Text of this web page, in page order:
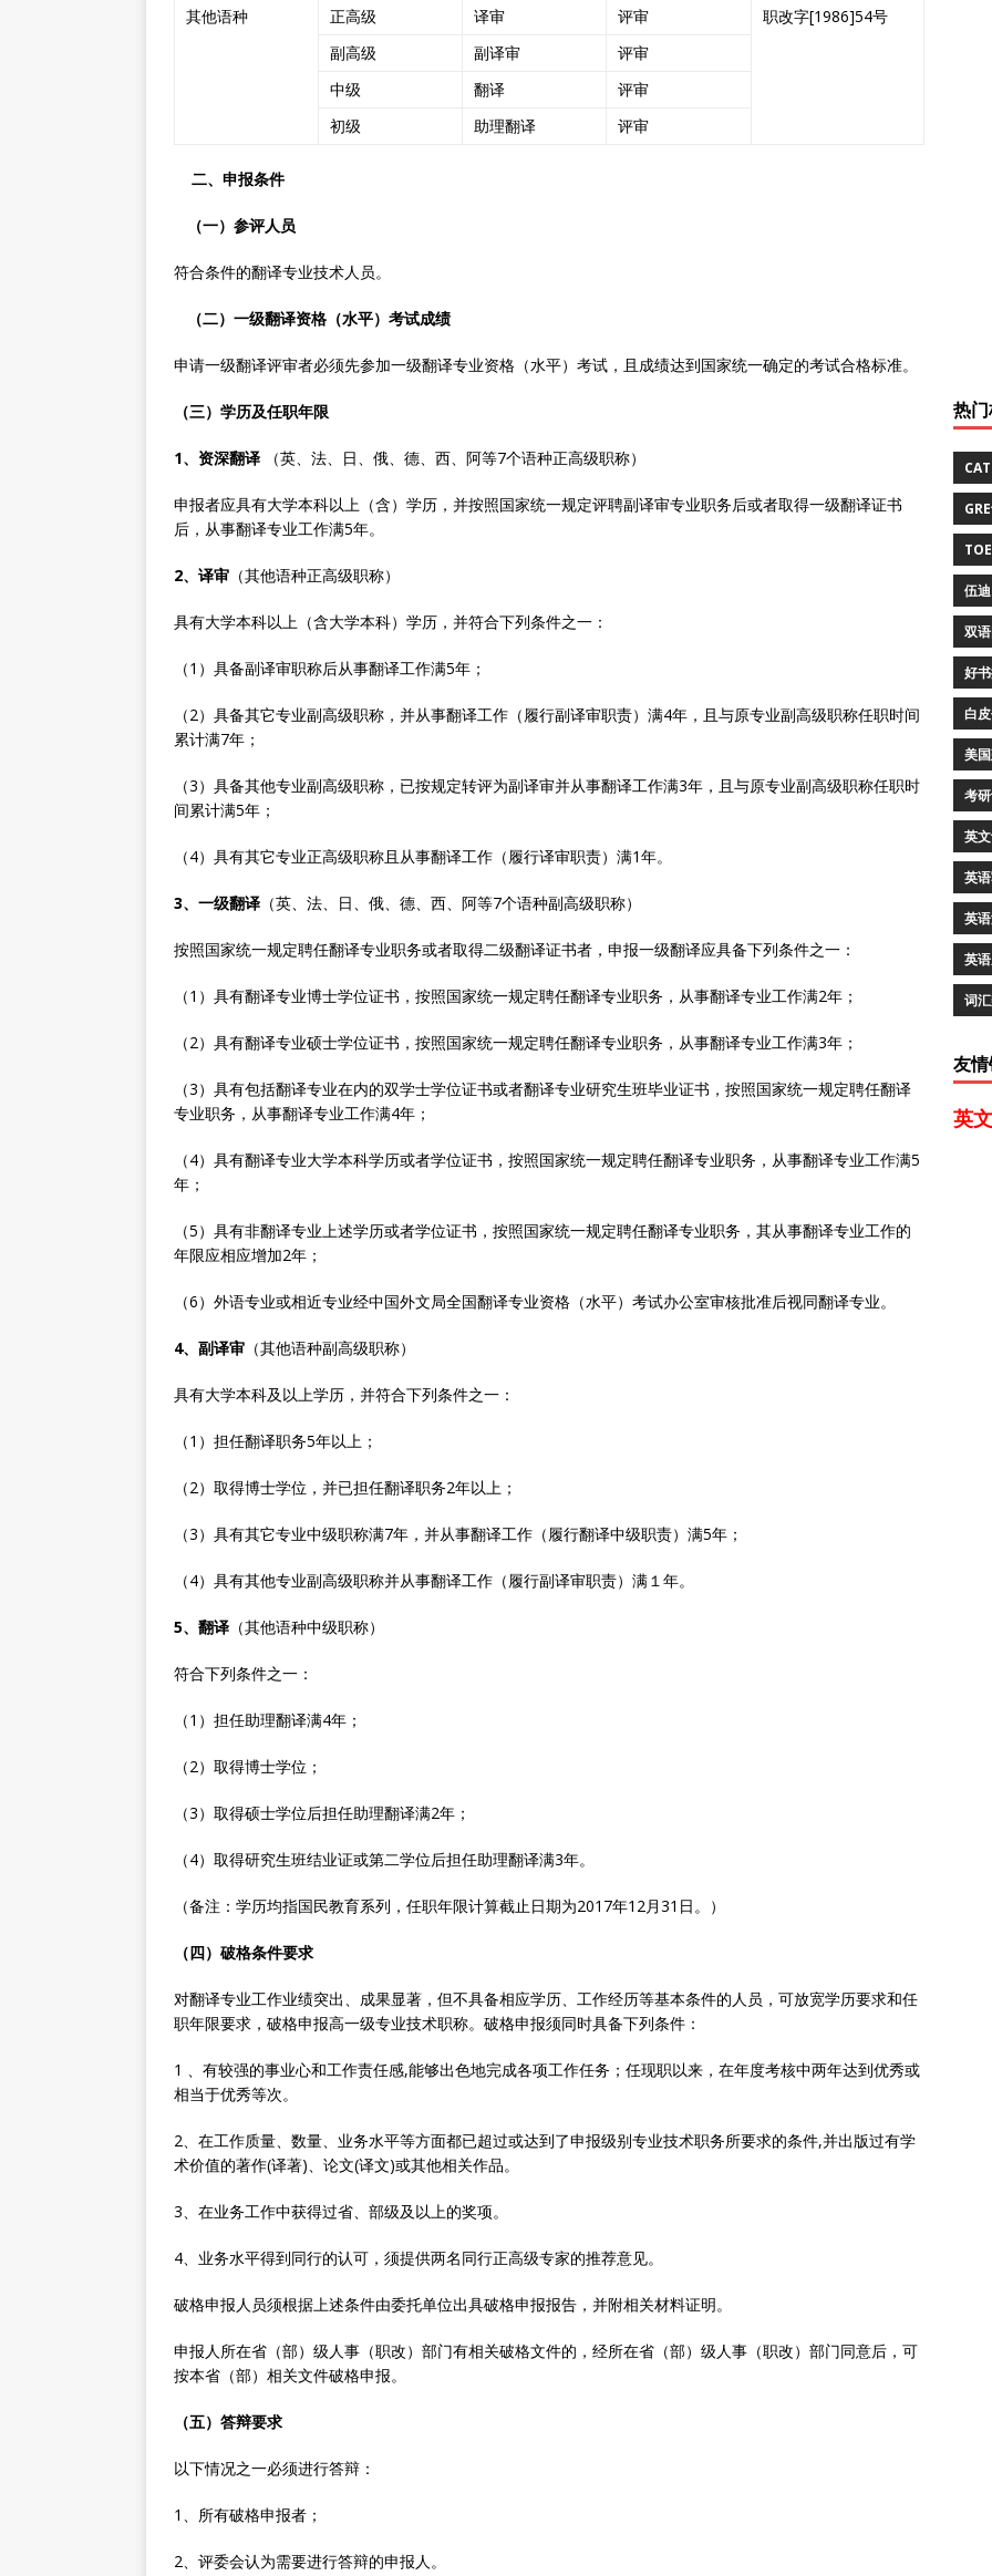
其他语种 正高级 译审 评审
职改字[1986]54号
副高级
副译审
评审
中级
翻译
评审
初级
助理翻译 评审
二、申报条件
（一）参评人员
符合条件的翻译专业技术人员。
（二）一级翻译资格（水平）考试成绩
申请一级翻译评审者必须先参加一级翻译专业资格（水平）考试，且成绩达到国家统一确定的考试合格标准。
（三）学历及任职年限
1、 资深翻译 （英、法、日、俄、德、西、阿等7个语种正高级职称）
申报者应具有大学本科以上（含）学历，并按照国家统一规定评聘副译审专业职务后或者取得一级翻译证书
后，从事翻译专业工作满5年。
2、译审 （其他语种正高级职称）
具有大学本科以上（含大学本科）学历，并符合下列条件之一：
（1）具备副译审职称后从事翻译工作满5年；
（2）具备其它专业副高级职称，并从事翻译工作（履行副译审职责）满4年，且与原专业副高级职称任职时间
累计满7年；
（3）具备其他专业副高级职称，已按规定转评为副译审并从事翻译工作满3年，且与原专业副高级职称任职时
间累计满5年；
（4）具有其它专业正高级职称且从事翻译工作（履行译审职责）满1年。
3、一级翻译 （英、法、日、俄、德、西、阿等7个语种副高级职称）
按照国家统一规定聘任翻译专业职务或者取得二级翻译证书者，申报一级翻译应具备下列条件之一：
（1）具有翻译专业博士学位证书，按照国家统一规定聘任翻译专业职务，从事翻译专业工作满2年；
（2）具有翻译专业硕士学位证书，按照国家统一规定聘任翻译专业职务，从事翻译专业工作满3年；
（3）具有包括翻译专业在内的双学士学位证书或者翻译专业研究生班毕业证书，按照国家统一规定聘任翻译
专业职务，从事翻译专业工作满4年；
（4）具有翻译专业大学本科学历或者学位证书，按照国家统一规定聘任翻译专业职务，从事翻译专业工作满5
年；
（5）具有非翻译专业上述学历或者学位证书，按照国家统一规定聘任翻译专业职务，其从事翻译专业工作的
年限应相应增加2年；
（6）外语专业或相近专业经中国外文局全国翻译专业资格（水平）考试办公室审核批准后视同翻译专业。
4、 副译审 （其他语种副高级职称）
具有大学本科及以上学历，并符合下列条件之一：
（1）担任翻译职务5年以上；
（2）取得博士学位，并已担任翻译职务2年以上；
（3）具有其它专业中级职称满7年，并从事翻译工作（履行翻译中级职责）满5年；
（4）具有其他专业副高级职称并从事翻译工作（履行副译审职责）满１年。
5、翻译 （其他语种中级职称）
符合下列条件之一：
（1）担任助理翻译满4年；
（2）取得博士学位；
（3）取得硕士学位后担任助理翻译满2年；
（4）取得研究生班结业证或第二学位后担任助理翻译满3年。
（备注：学历均指国民教育系列，任职年限计算截止日期为2017年12月31日。）
（四）破格条件要求
对翻译专业工作业绩突出、成果显著，但不具备相应学历、工作经历等基本条件的人员，可放宽学历要求和任
职年限要求，破格申报高一级专业技术职称。破格申报须同时具备下列条件：
1 、有较强的事业心和工作责任感,能够出色地完成各项工作任务；任现职以来，在年度考核中两年达到优秀或
相当于优秀等次。
2、在工作质量、数量、业务水平等方面都已超过或达到了申报级别专业技术职务所要求的条件,并出版过有学
术价值的著作(译著)、论文(译文)或其他相关作品。
3、在业务工作中获得过省、部级及以上的奖项。
4、业务水平得到同行的认可，须提供两名同行正高级专家的推荐意见。
破格申报人员须根据上述条件由委托单位出具破格申报报告，并附相关材料证明。
申报人所在省（部）级人事（职改）部门有相关破格文件的，经所在省（部）级人事（职改）部门同意后，可
按本省（部）相关文件破格申报。
（五）答辩要求
以下情况之一必须进行答辩：
1、所有破格申报者；
2、评委会认为需要进行答辩的申报人。
热
伍
双
好
白
美
考
英
英
英
英
词
友
英